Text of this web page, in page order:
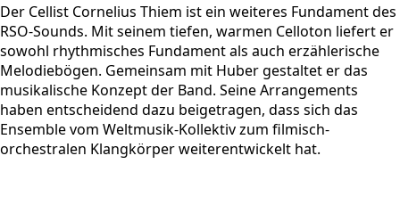
Der Cellist Cornelius Thiem ist ein weiteres Fundament des
RSO-Sounds. Mit seinem tiefen, warmen Celloton liefert er
sowohl rhythmisches Fundament als auch erzählerische
Melodiebögen. Gemeinsam mit Huber gestaltet er das
musikalische Konzept der Band. Seine Arrangements
haben entscheidend dazu beigetragen, dass sich das
Ensemble vom Weltmusik-Kollektiv zum filmisch-
orchestralen Klangkörper weiterentwickelt hat.